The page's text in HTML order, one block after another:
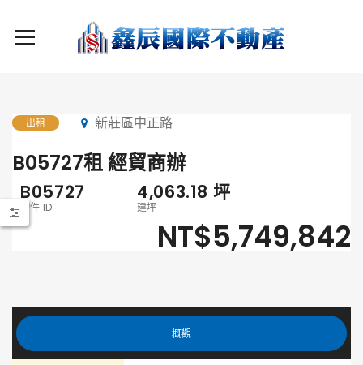
出租 新莊區中正路
B05727租 經貿商辦
B05727
物件 ID
4,063.18 坪
建坪
NT$5,749,842
概觀